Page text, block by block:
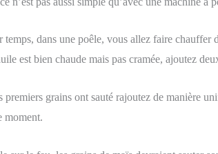
temps, dans une poêle, vous allez faire chauffer
est bien chaude mais pas cramée, ajoutez
premiers grains ont sauté rajoutez de manière
moment.